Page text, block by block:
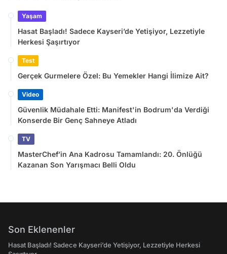
Yaşam
Hasat Başladı! Sadece Kayseri’de Yetişiyor, Lezzetiyle
Herkesi Şaşırtıyor
Test
Gerçek Gurmelere Özel: Bu Yemekler Hangi İlimize Ait?
Video
Güvenlik Müdahale Etti: Manifest'in Bodrum'da Verdiği
Konserde Bir Genç Sahneye Atladı
TV
MasterChef’in Ana Kadrosu Tamamlandı: 20. Önlüğü
Kazanan Son Yarışmacı Belli Oldu
Son Eklenenler
Hasat Başladı! Sadece Kayseri’de Yetişiyor, Lezzetiyle Herkesi